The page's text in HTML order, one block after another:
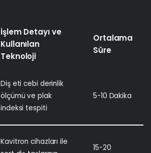
İşlem Detayı ve
Kullanılan
Teknoloji
Ortalama
Süre
Diş eti cebi derinlik
ölçümü ve plak
indeksi tespiti
5-10 Dakika
Kavitron cihazları ile
15-20